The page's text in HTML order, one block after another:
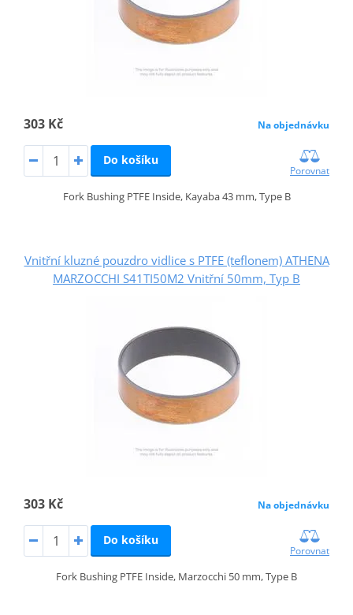
303 Kč Na objednávku
Do košíku
Porovnat
Fork Bushing PTFE Inside, Kayaba 43 mm, Type B
Vnitřní kluzné pouzdro vidlice s PTFE (teflonem) ATHENA
MARZOCCHI S41TI50M2 Vnitřní 50mm, Typ B
303 Kč Na objednávku
Do košíku
Porovnat
Fork Bushing PTFE Inside, Marzocchi 50 mm, Type B